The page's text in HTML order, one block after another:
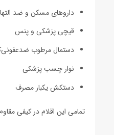
داروهای مسکن و ضد
قیچی پزشکی و پنس
دستمال مرطوب
نوار چسب پزشکی
دستکش یکبار مصرف
تمامی این اقلام در کیفی